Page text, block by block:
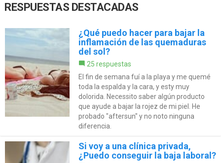
RESPUESTAS DESTACADAS
¿Qué puedo hacer para bajar la
inflamación de las quemaduras
del sol?
25 respuestas
El fin de semana fuí a la playa y me quemé
toda la espalda y la cara, y esty muy
dolorida. Necessito saber algún producto
que ayude a bajar la rojez de mi piel. He
probado "aftersun" y no noto ninguna
diferencia.
Si voy a una clínica privada,
¿Puedo conseguir la baja laboral?